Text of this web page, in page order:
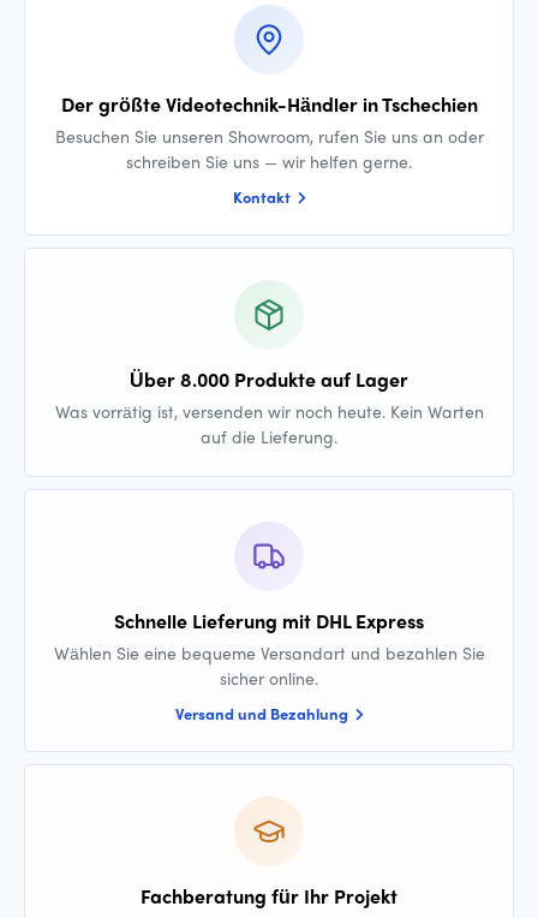
Der größte Videotechnik-Händler in Tschechien
Besuchen Sie unseren Showroom, rufen Sie uns an oder
schreiben Sie uns — wir helfen gerne.
Kontakt
Über 8.000 Produkte auf Lager
Was vorrätig ist, versenden wir noch heute. Kein Warten
auf die Lieferung.
Schnelle Lieferung mit DHL Express
Wählen Sie eine bequeme Versandart und bezahlen Sie
sicher online.
Versand und Bezahlung
Fachberatung für Ihr Projekt